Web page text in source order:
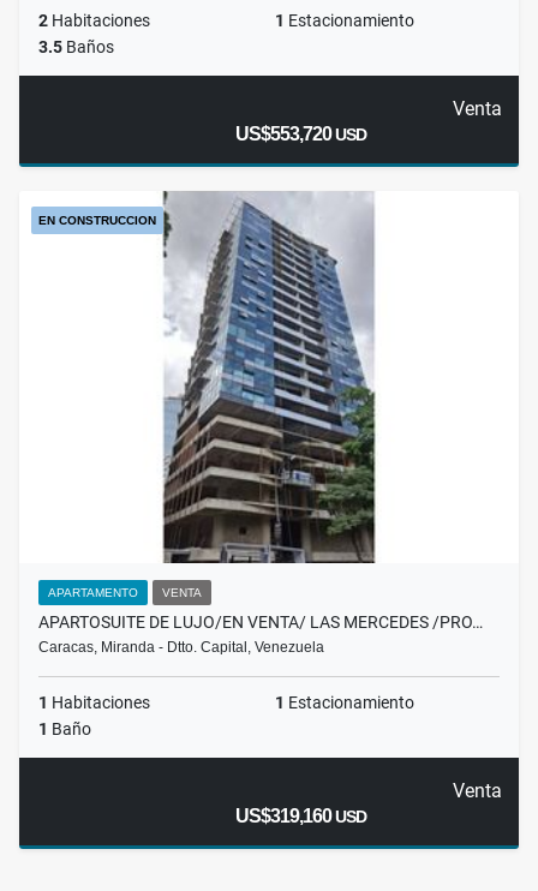
2 Habitaciones 1 Estacionamiento
3.5 Baños
Venta
US$553,720USD
EN CONSTRUCCION
APARTAMENTO VENTA
APARTOSUITE DE LUJO/EN VENTA/ LAS MERCEDES /PRO…
Caracas, Miranda - Dtto. Capital, Venezuela
1 Habitaciones 1 Estacionamiento
1 Baño
Venta
US$319,160USD